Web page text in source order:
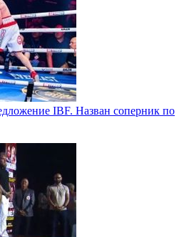
IBF. Назван соперник по